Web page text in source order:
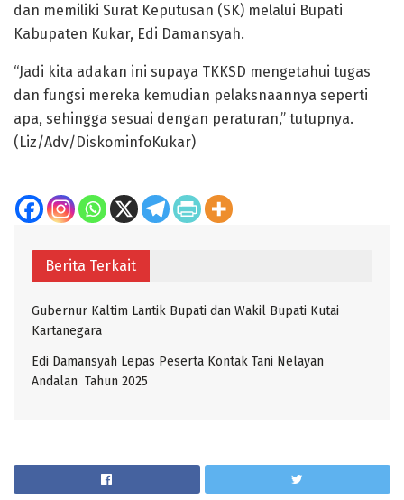
dan memiliki Surat Keputusan (SK) melalui Bupati
Kabupaten Kukar, Edi Damansyah.
“Jadi kita adakan ini supaya TKKSD mengetahui tugas
dan fungsi mereka kemudian pelaksnaannya seperti
apa, sehingga sesuai dengan peraturan,” tutupnya.
(Liz/Adv/DiskominfoKukar)
Berita Terkait
Gubernur Kaltim Lantik Bupati dan Wakil Bupati Kutai
Kartanegara
Edi Damansyah Lepas Peserta Kontak Tani Nelayan
Andalan Tahun 2025